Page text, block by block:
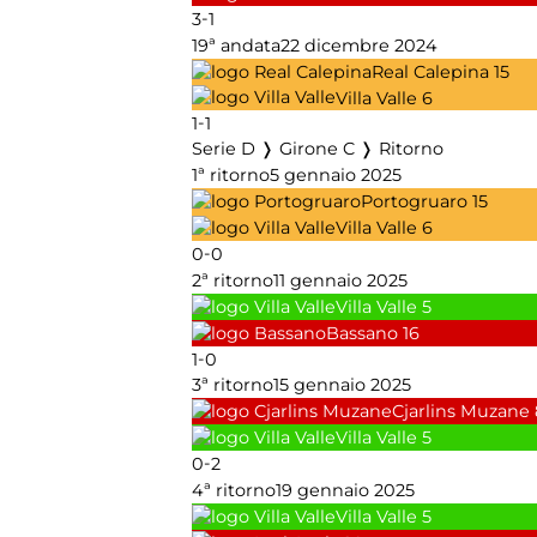
3-1
19ª andata22 dicembre 2024
Real Calepina 15
Villa Valle 6
1-1
Serie D ❭ Girone C ❭ Ritorno
1ª ritorno5 gennaio 2025
Portogruaro 15
Villa Valle 6
0-0
2ª ritorno11 gennaio 2025
Villa Valle 5
Bassano 16
1-0
3ª ritorno15 gennaio 2025
Cjarlins Muzane
Villa Valle 5
0-2
4ª ritorno19 gennaio 2025
Villa Valle 5